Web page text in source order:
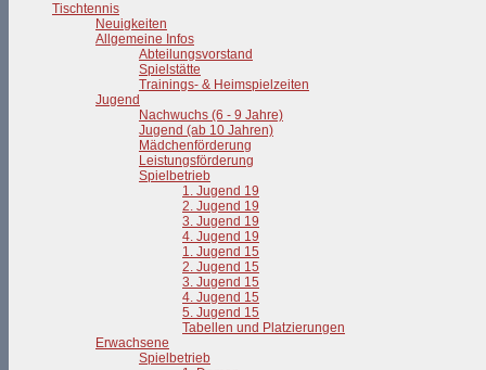
Tischtennis
Neuigkeiten
Allgemeine Infos
Abteilungsvorstand
Spielstätte
Trainings- & Heimspielzeiten
Jugend
Nachwuchs (6 - 9 Jahre)
Jugend (ab 10 Jahren)
Mädchenförderung
Leistungsförderung
Spielbetrieb
1. Jugend 19
2. Jugend 19
3. Jugend 19
4. Jugend 19
1. Jugend 15
2. Jugend 15
3. Jugend 15
4. Jugend 15
5. Jugend 15
Tabellen und Platzierungen
Erwachsene
Spielbetrieb